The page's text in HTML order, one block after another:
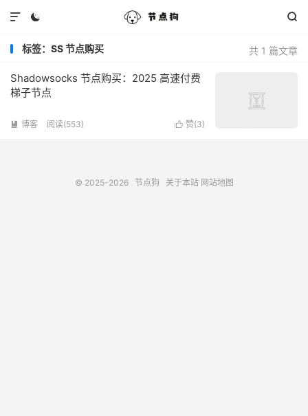
 

共 1 篇文章
标签：SS 节点购买
Shadowsocks 节点购买：2025 高速付费
梯子节点
 赞(3)
 博客 阅读(553)
© 2025-2026 节点狗 关于本站 网站地图